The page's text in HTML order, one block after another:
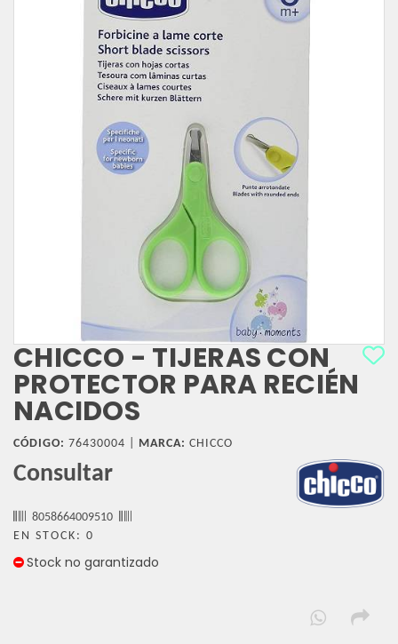
CHICCO - TIJERAS CON
PROTECTOR PARA RECIÉN
NACIDOS
CÓDIGO: 76430004 | MARCA: CHICCO
Consultar
8058664009510
EN STOCK: 0
Stock no garantizado